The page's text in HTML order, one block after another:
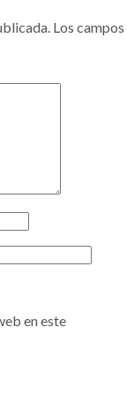
Los campos
en este